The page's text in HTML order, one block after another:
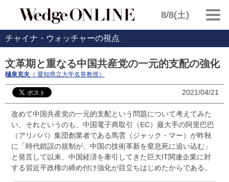
8/8(土)
チャイナ・ウォッチャーの視点
文革期と重なる中国共産党の一元的支配の強化
樋泉克夫 （ 愛知県立大学名誉教授）
2021/04/21
改めて中国共産党の一元的支配という問題について考えてみた
い。それというのも、中国電子商取引（EC）最大手の阿里巴巴
（アリババ）集団創業者である馬雲（ジャック・マー）が昨秋
に「時代錯誤の規制が、中国の技術革新を窒息死に追い込む」
と発言して以来、中国経済を牽引してきた巨大IT関連企業に対
する習近平政権の締め付け強化が目立ちはじめたからである。